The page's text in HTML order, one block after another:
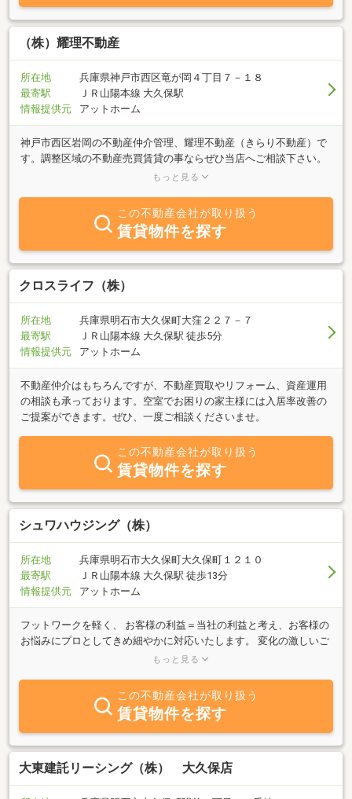
（株）耀理不動産
所在地
兵庫県神戸市西区竜が岡４丁目７－１８
最寄駅
ＪＲ山陽本線 大久保駅
情報提供元
アットホーム
神戸市西区岩岡の不動産仲介管理、耀理不動産（きらり不動産）で
す。調整区域の不動産売買賃貸の事ならぜひ当店へご相談下さい。
神戸市西区・北区・垂水区・明石市・加古川市・高砂市の賃貸管理
もっと見る
この不動産会社が取り扱う
賃貸物件を探す
クロスライフ（株）
所在地
兵庫県明石市大久保町大窪２２７－７
最寄駅
ＪＲ山陽本線 大久保駅 徒歩5分
情報提供元
アットホーム
不動産仲介はもちろんですが、不動産買取やリフォーム、資産運用
の相談も承っております。空室でお困りの家主様には入居率改善の
ご提案ができます。ぜひ、一度ご相談くださいませ。
この不動産会社が取り扱う
賃貸物件を探す
シュワハウジング（株）
所在地
兵庫県明石市大久保町大久保町１２１０
最寄駅
ＪＲ山陽本線 大久保駅 徒歩13分
情報提供元
アットホーム
フットワークを軽く、 お客様の利益＝当社の利益と考え、お客様の
お悩みにプロとしてきめ細やかに対応いたします。 変化の激しいご
時世ですが、時代を読み、常にお客様が喜ぶサービスを 追求してま
もっと見る
この不動産会社が取り扱う
賃貸物件を探す
大東建託リーシング（株） 大久保店